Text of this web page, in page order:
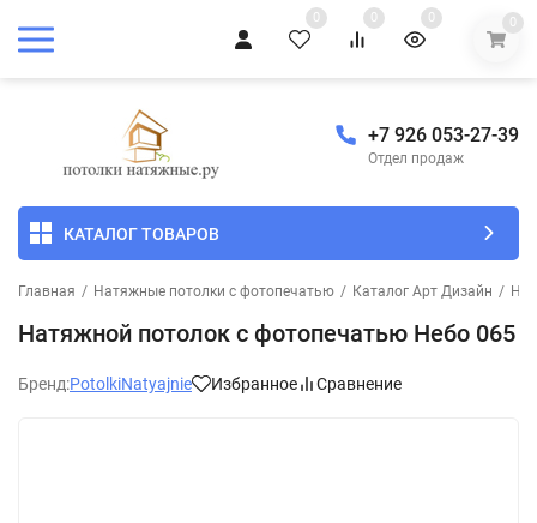
0 0 0 0
+7 926 053-27-39
Отдел продаж
КАТАЛОГ ТОВАРОВ
Главная / Натяжные потолки с фотопечатью / Каталог Арт Дизайн /
Натяжной потолок с фотопечатью Небо 065
Бренд:PotolkiNatyajnie Избранное Сравнение